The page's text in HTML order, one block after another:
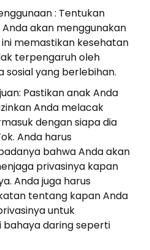
: Tentukan
akan menggunakan
ini memastikan kesehatan
terpengaruh oleh
sosial yang berlebihan.
Pastikan anak Anda
Anda melacak
dengan siapa dia
Anda harus
bahwa Anda akan
privasinya kapan
Anda juga harus
tentang kapan Anda
untuk
bahaya daring seperti